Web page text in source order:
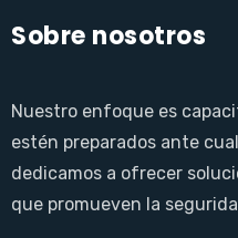
Sobre nosotros
Nuestro enfoque es
estén preparados ante
dedicamos a ofrecer
que promueven la